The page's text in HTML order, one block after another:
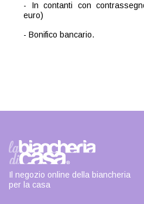
- In contanti con
euro)
- Bonifico bancario.
Il negozio online della biancheria
per la casa